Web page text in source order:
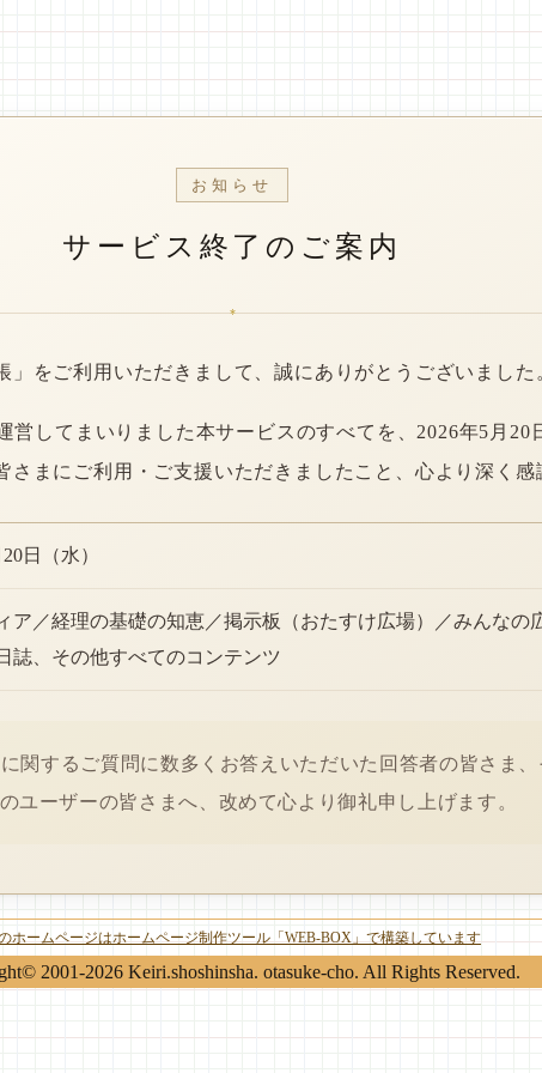
お知らせ
サービス終了のご案内
*
をご利用いただきまして、誠にありがとうございました
営してまいりました本サービスのすべてを、2026年5月20
さまにご利用・ご支援いただきましたこと、心より深く感
日（水）
ア／経理の基礎の知恵／掲示板（おたすけ広場）／みんなの
誌、その他すべてのコンテンツ
関するご質問に数多くお答えいただいた回答者の皆さま
ユーザーの皆さまへ、改めて心より御礼申し上げます。
ホームページはホームページ制作ツール「WEB-BOX」で構築しています
2001-2026 Keiri.shoshinsha. otasuke-cho. All Rights Reserved.